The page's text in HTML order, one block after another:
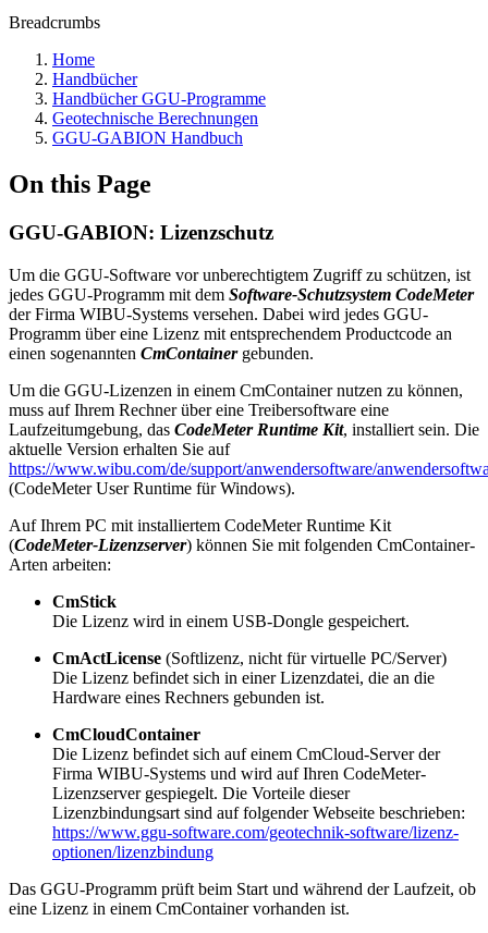
Breadcrumbs
Home
Handbücher
Handbücher GGU-Programme
Geotechnische Berechnungen
GGU-GABION Handbuch
On this Page
GGU-GABION: Lizenzschutz
Um die GGU-Software vor unberechtigtem Zugriff zu schützen, ist
jedes GGU-Programm mit dem Software-Schutzsystem CodeMeter
der Firma WIBU-Systems versehen. Dabei wird jedes GGU-
Programm über eine Lizenz mit entsprechendem Productcode an
einen sogenannten CmContainer gebunden.
Um die GGU-Lizenzen in einem CmContainer nutzen zu können,
muss auf Ihrem Rechner über eine Treibersoftware eine
Laufzeitumgebung, das CodeMeter Runtime Kit, installiert sein. Die
aktuelle Version erhalten Sie auf
https://www.wibu.com/de/support/anwendersoftware/
(CodeMeter User Runtime für Windows).
Auf Ihrem PC mit installiertem CodeMeter Runtime Kit
(CodeMeter-Lizenzserver) können Sie mit folgenden CmContainer-
Arten arbeiten:
CmStick
Die Lizenz wird in einem USB-Dongle gespeichert.
CmActLicense (Softlizenz, nicht für virtuelle PC/Server)
Die Lizenz befindet sich in einer Lizenzdatei, die an die
Hardware eines Rechners gebunden ist.
CmCloudContainer
Die Lizenz befindet sich auf einem CmCloud-Server der
Firma WIBU-Systems und wird auf Ihren CodeMeter-
Lizenzserver gespiegelt. Die Vorteile dieser
Lizenzbindungsart sind auf folgender Webseite beschrieben:
https://www.ggu-software.com/geotechnik-software/lizenz-
optionen/lizenzbindung
Das GGU-Programm prüft beim Start und während der Laufzeit, ob
eine Lizenz in einem CmContainer vorhanden ist.